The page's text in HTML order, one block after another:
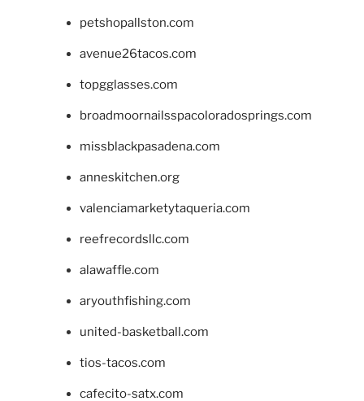
petshopallston.com
avenue26tacos.com
topgglasses.com
broadmoornailsspacoloradosprings.com
missblackpasadena.com
anneskitchen.org
valenciamarketytaqueria.com
reefrecordsllc.com
alawaffle.com
aryouthfishing.com
united-basketball.com
tios-tacos.com
cafecito-satx.com